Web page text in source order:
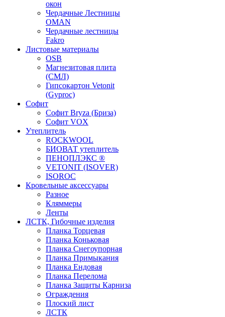
окон
Чердачные Лестницы
OMAN
Чердачные лестницы
Fakro
Листовые материалы
OSB
Магнезитовая плита
(СМЛ)
Гипсокартон Vetonit
(Gyproc)
Софит
Софит Bryza (Бриза)
Софит VOX
Утеплитель
ROCKWOOL
БИОВАТ утеплитель
ПЕНОПЛЭКС ®
VETONIT (ISOVER)
ISOROC
Кровельные аксессуары
Разное
Кляммеры
Ленты
ЛСТК, Гибочные изделия
Планка Торцевая
Планка Коньковая
Планка Снегоупорная
Планка Примыкания
Планка Ендовая
Планка Перелома
Планка Защиты Карниза
Ограждения
Плоский лист
ЛСТК